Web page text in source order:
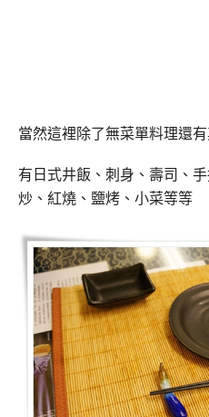
當然這裡除了無菜單料理還
有日式井飯 、刺身 、壽司 、
炒 、紅燒 、鹽烤 、小菜等等